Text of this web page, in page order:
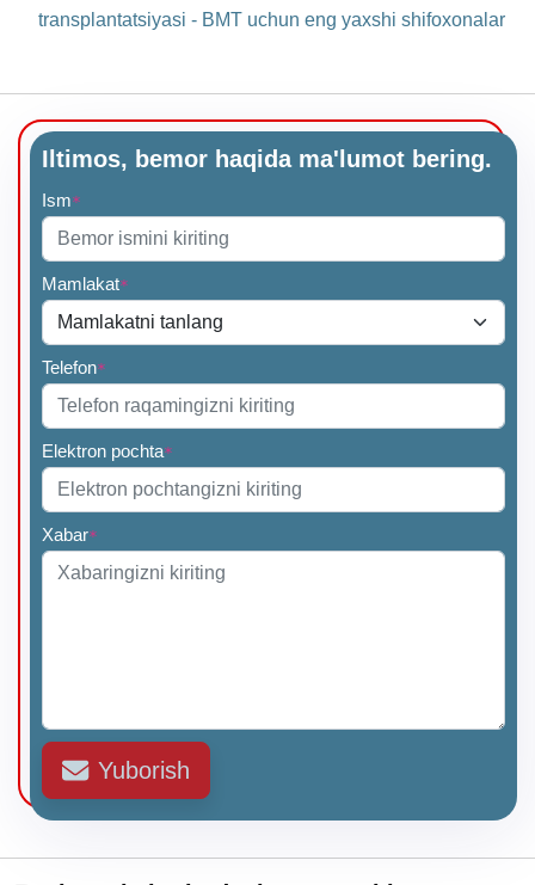
transplantatsiyasi - BMT uchun eng yaxshi shifoxonalar
Iltimos, bemor haqida ma'lumot bering.
Ism*
Mamlakat*
Telefon*
Elektron pochta*
Xabar*
Yuborish